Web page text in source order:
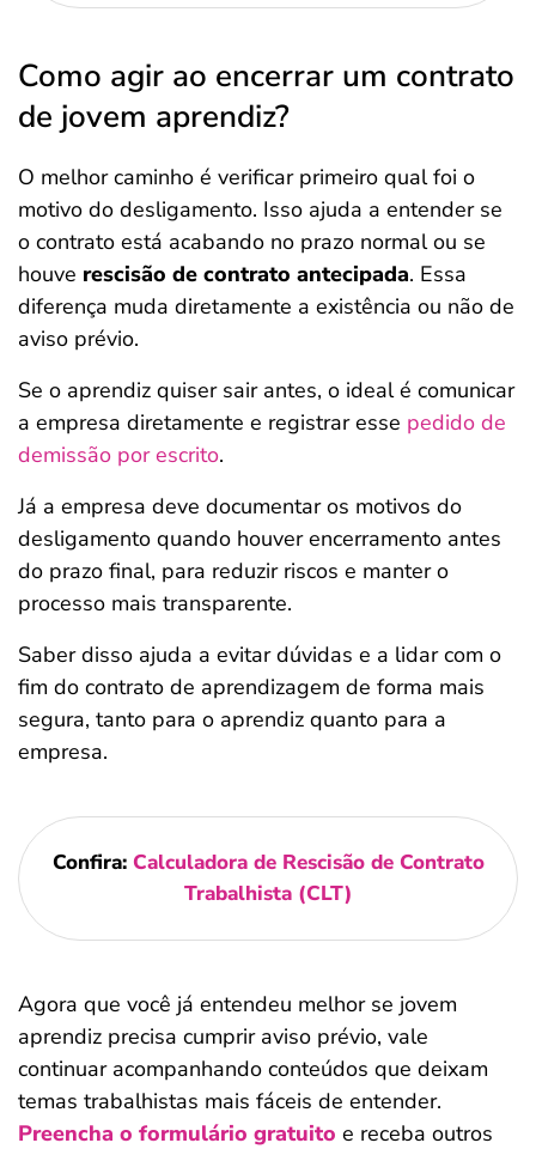
Como agir ao encerrar um contrato
de jovem aprendiz?
O melhor caminho é verificar primeiro qual foi o
motivo do desligamento. Isso ajuda a entender se
o contrato está acabando no prazo normal ou se
houve rescisão de contrato antecipada. Essa
diferença muda diretamente a existência ou não de
aviso prévio.
Se o aprendiz quiser sair antes, o ideal é comunicar
a empresa diretamente e registrar esse pedido de
demissão por escrito.
Já a empresa deve documentar os motivos do
desligamento quando houver encerramento antes
do prazo final, para reduzir riscos e manter o
processo mais transparente.
Saber disso ajuda a evitar dúvidas e a lidar com o
fim do contrato de aprendizagem de forma mais
segura, tanto para o aprendiz quanto para a
empresa.
Confira: Calculadora de Rescisão de Contrato
Trabalhista (CLT)
Agora que você já entendeu melhor se jovem
aprendiz precisa cumprir aviso prévio, vale
continuar acompanhando conteúdos que deixam
temas trabalhistas mais fáceis de entender.
Preencha o formulário gratuito e receba outros